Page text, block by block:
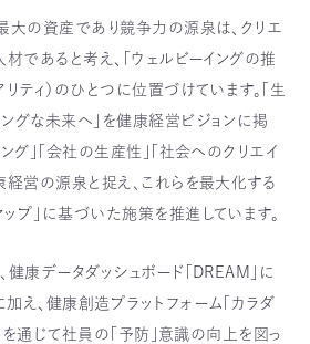
大の資産であり競争力の源泉は、クリエ
材であると考え、「ウェルビーイングの推
ティ）のひとつに位置づけています。「生
グな未来へ」を健康経営ビジョンに掲
グ」「会社の生産性」「社会へのクリエイ
経営の源泉と捉え、これらを最大化する
プ」に基づいた施策を推進しています。
健康データダッシュボード「DREAM」に
え、健康創造プラットフォーム「カラダ
通じて社員の「予防」意識の向上を図っ